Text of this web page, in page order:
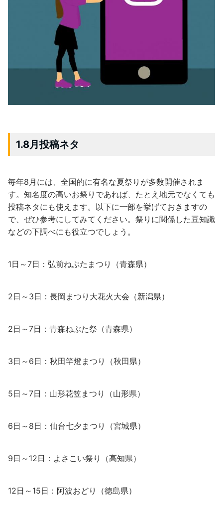
1.8月投稿ネタ
毎年8月には、全国的に有名な夏祭りが多数開催されま
す。知名度の高いお祭りであれば、たとえ地元でなくても
投稿ネタにも使えます。以下に一部を挙げておきますの
で、ぜひ参考にしてみてください。祭りに関係した豆知識
などの下調べにも役立つでしょう。
1日～7日：弘前ねぷたまつり（青森県）
2日～3日：長岡まつり大花火大会（新潟県）
2日～7日：青森ねぶた祭（青森県）
3日～6日：秋田竿燈まつり（秋田県）
5日～7日：山形花笠まつり（山形県）
6日～8日：仙台七夕まつり（宮城県）
9日～12日：よさこい祭り（高知県）
12日～15日：阿波おどり（徳島県）